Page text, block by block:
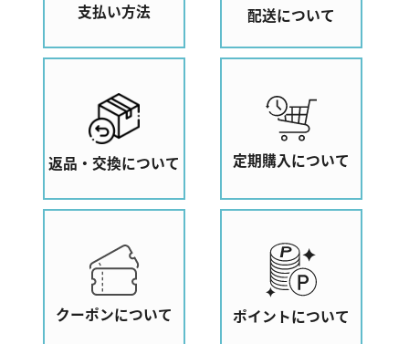
支払い方法 配送について
返品・交換について 定期購入について
クーポンについて ポイントについて